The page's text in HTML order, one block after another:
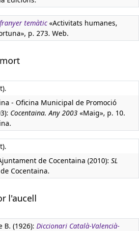
temàtic«Activitats humanes,
p. 273. Web.
- Oficina Municipal de Promoció
Cocentaina. Any 2003 «Maig», p. 10.
de Cocentaina (2010): SL
Cocentaina.
l'aucell
B. (1926): Diccionari Català-Valencià-